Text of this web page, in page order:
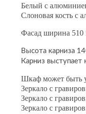
Белый с
Слоновая кость с
Фасад ширина
Высота карниза
Карниз
Шкаф может быть
Зеркало с
Зеркало с
Зеркало с